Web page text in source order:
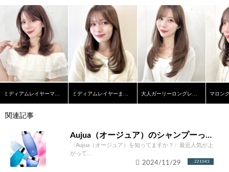
ミディアムレイヤーマロンブラウン ミディアムレイヤーまろやかベージュ 大人ガーリーロングレイヤー
関連記事
Aujua（オージュア）のシャンプーって本当にいいの？ソムリエが徹底解説！
〈Aujua（オージュア）を知ってますか？〉最近人気が上
がって...
221043
2024/11/29